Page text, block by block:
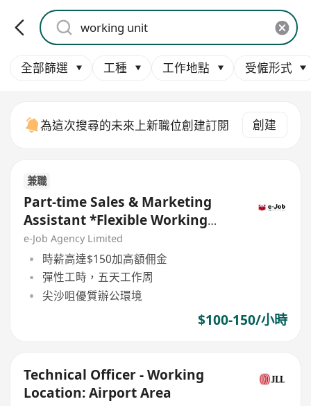
全部篩選 工種 工作地點 受僱形式
為這次搜尋的未來上新職位創建訂閱 創建
兼職
Part-time Sales & Marketing
Assistant *Flexible Working
Hour/ High Commission*
e-Job Agency Limited
時薪高達$150加高額佣金
彈性工時，五天工作周
尖沙咀優質辦公環境
$100-150/小時
Technical Officer - Working
Location: Airport Area